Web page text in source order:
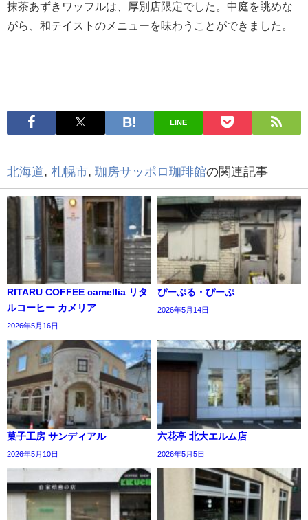
抹茶あずきワッフルは、厚別店限定でした。中庭を眺めな
がら、和テイストのメニューを味わうことができました。
LINE
北海道, 札幌市, 珈房サッポロ珈琲館の関連記事
RITARU COFFEE camellia リタ
ルコーヒー カメリア
2026年5月16日
ぴーぷる・ぴーぷ
2026年5月14日
菓子工房 サンディアル
2026年5月10日
六花亭 北大エルム店
2026年5月5日